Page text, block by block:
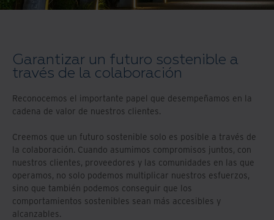
Garantizar un futuro sostenible a
través de la colaboración
Reconocemos el importante papel que desempeñamos en la
cadena de valor de nuestros clientes.
Creemos que un futuro sostenible solo es posible a través de
la colaboración. Cuando asumimos compromisos juntos, con
nuestros clientes, proveedores y las comunidades en las que
operamos, no solo podemos multiplicar nuestros esfuerzos,
sino que también podemos conseguir que los
comportamientos sostenibles sean más accesibles y
alcanzables.